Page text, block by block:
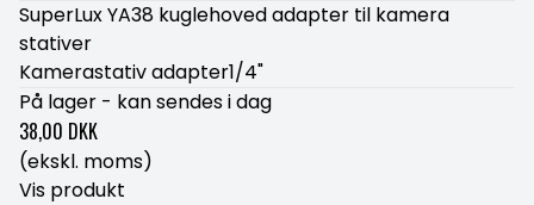
SuperLux YA38 kuglehoved adapter til kamera
stativer
Kamerastativ adapter1/4"
På lager - kan sendes i dag
38,00 DKK
(ekskl. moms)
Vis produkt